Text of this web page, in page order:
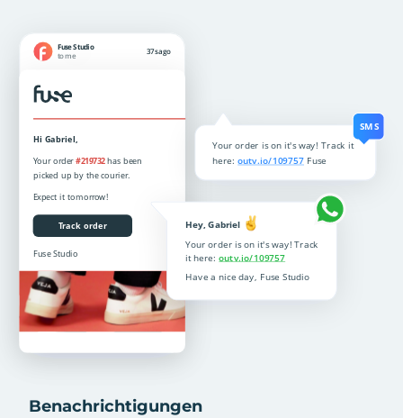
Benachrichtigungen